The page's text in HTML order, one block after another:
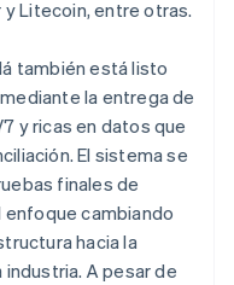
Litecoin, entre otras.
también está listo
la entrega de
y ricas en datos que
El sistema se
finales de
cambiando
hacia la
A pesar de